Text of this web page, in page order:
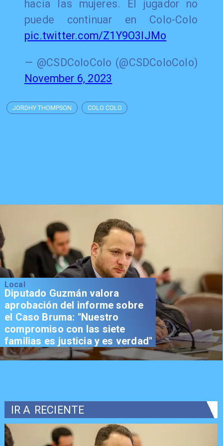
hacia las mujeres. El jugador no
puede continuar en Colo-Colo
pic.twitter.com/Z1Y9O3IJMo
— @CSDColoColo (@CSDColoColo)
November 6, 2023
JORDHY THOMPSON COLO COLO
Local
Diputado Guzmán valora
aprobación del informe sobre
el Caso Bruma: "Nuestro
compromiso con las siete
familias es justicia y es verdad"
IR A RECIENTE